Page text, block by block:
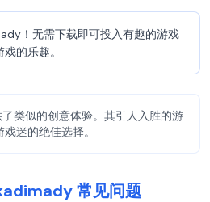
！无需下载即可投入有趣的游戏
的乐趣。
类似的创意体验。其引人入胜的游
迷的绝佳选择。
常见问题